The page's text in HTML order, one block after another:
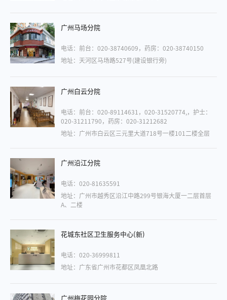
广州马场分院
电话：前台：020-38740609，药房：020-38740150
地址：天河区马场路527号(建设银行旁)
广州白云分院
电话：前台：020-89114631，020-31520774,，护士：
020-31211790，药房：020-31212682
地址：广州市白云区三元里大道718号一楼101二楼全层
广州沿江分院
电话：020-81635591
地址：广州市越秀区沿江中路299号银海大厦一二层首层
A、二楼
花城东社区卫生服务中心(新)
电话：020-36999811
地址：广东省广州市花都区凤凰北路
广州梅花园分院